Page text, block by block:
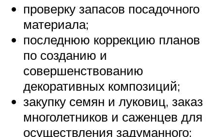
проверку запасов посадочного
материала;
последнюю коррекцию планов
по созданию и
совершенствованию
декоративных композиций;
закупку семян и луковиц, заказ
многолетников и саженцев для
осуществления задуманного;